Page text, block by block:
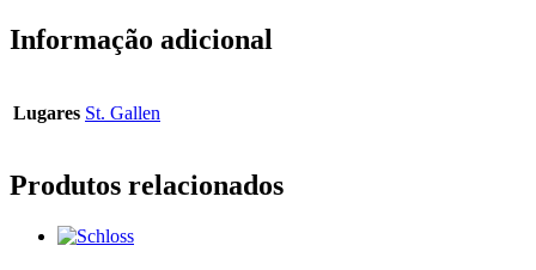
Informação adicional
Lugares St. Gallen
Produtos relacionados